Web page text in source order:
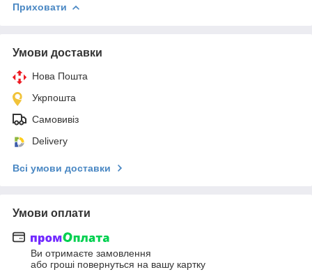
Приховати
Умови доставки
Нова Пошта
Укрпошта
Самовивіз
Delivery
Всі умови доставки
Умови оплати
Ви отримаєте замовлення
або гроші повернуться на вашу картку